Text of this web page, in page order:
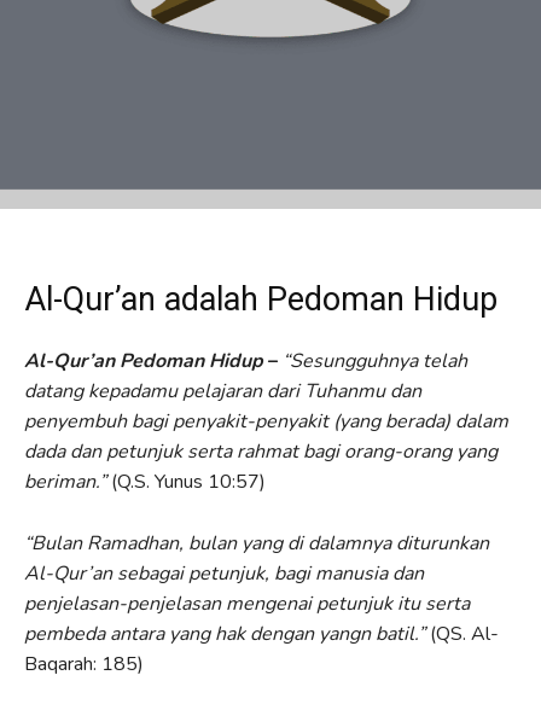
Al-Qur’an adalah Pedoman Hidup
Al-Qur’an Pedoman Hidup– “Sesungguhnya telah
datang kepadamu pelajaran dari Tuhanmu dan
penyembuh bagi penyakit-penyakit (yang berada) dalam
dada dan petunjuk serta rahmat bagi orang-orang yang
beriman.”(Q.S. Yunus 10:57)
“Bulan Ramadhan, bulan yang di dalamnya diturunkan
Al-Qur’ansebagai petunjuk, bagi manusia dan
penjelasan-penjelasan mengenai petunjuk itu serta
pembeda antara yang hak dengan yangn batil.”(QS. Al-
Baqarah: 185)